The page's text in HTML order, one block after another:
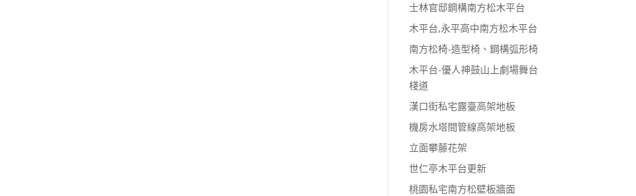
士林官邸鋼構南方松木平台
木平台,永平高中南方松木平台
南方松椅-造型椅、鋼構弧形椅
木平台-優人神鼓山上劇場舞台
棧道
漢口街私宅露臺高架地板
機房水塔間管線高架地板
立面攀藤花架
世仁亭木平台更新
桃園私宅南方松壁板牆面